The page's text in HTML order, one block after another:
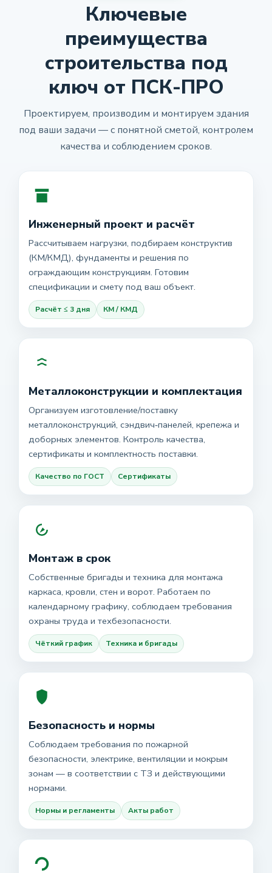
Ключевые
преимущества
строительства под
ключ от ПСК-ПРО
Проектируем, производим и монтируем здания
под ваши задачи — с понятной сметой, контролем
качества и соблюдением сроков.
Инженерный проект и расчёт
Рассчитываем нагрузки, подбираем конструктив
(КМ/КМД), фундаменты и решения по
ограждающим конструкциям. Готовим
спецификации и смету под ваш объект.
Расчёт ≤ 3 дня КМ / КМД
Металлоконструкции и комплектация
Организуем изготовление/поставку
металлоконструкций, сэндвич‑панелей, крепежа и
доборных элементов. Контроль качества,
сертификаты и комплектность поставки.
Качество по ГОСТ Сертификаты
Монтаж в срок
Собственные бригады и техника для монтажа
каркаса, кровли, стен и ворот. Работаем по
календарному графику, соблюдаем требования
охраны труда и техбезопасности.
Чёткий график Техника и бригады
Безопасность и нормы
Соблюдаем требования по пожарной
безопасности, электрике, вентиляции и мокрым
зонам — в соответствии с ТЗ и действующими
нормами.
Нормы и регламенты Акты работ